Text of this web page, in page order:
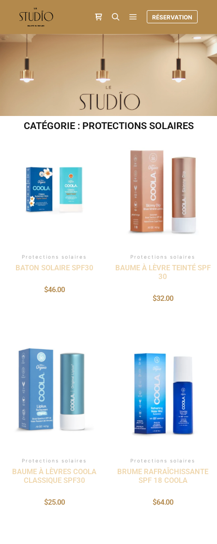
RÉSERVATION
CATÉGORIE : PROTECTIONS SOLAIRES
Protections solaires
BATON SOLAIRE SPF30
$46.00
Protections solaires
BAUME À LÈVRE TEINTÉ SPF
30
$32.00
Protections solaires
BAUME À LÈVRES COOLA
CLASSIQUE SPF30
$25.00
Protections solaires
BRUME RAFRAÎCHISSANTE
SPF 18 COOLA
$64.00